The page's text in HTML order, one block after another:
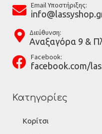
Email Υποστήριξης:
Διεύθυνση:
Αναξαγόρα 9 &
Facebook:
facebook.com/
Κατηγορίες
Κορίτσι